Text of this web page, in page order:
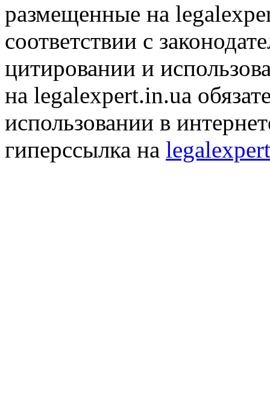
размещенные на
соответствии с
цитировании и
на legalexpert.in.ua
использовании в
гиперссылка на